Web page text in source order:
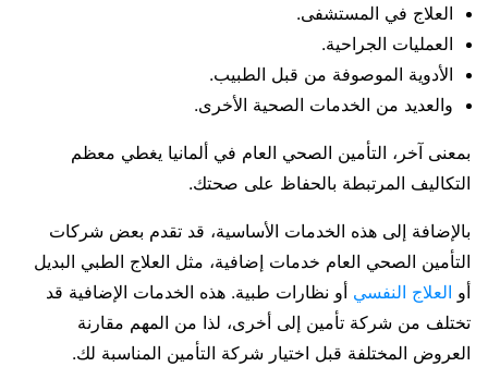
العلاج في المستشفى.
العمليات الجراحية.
الأدوية الموصوفة من قبل الطبيب.
والعديد من الخدمات الصحية الأخرى.
بمعنى آخر، التأمين الصحي العام في ألمانيا يغطي معظم
التكاليف المرتبطة بالحفاظ على صحتك.
بالإضافة إلى هذه الخدمات الأساسية، قد تقدم بعض شركات
التأمين الصحي العام خدمات إضافية، مثل العلاج الطبي البديل
أو العلاج النفسي أو نظارات طبية. هذه الخدمات الإضافية قد
تختلف من شركة تأمين إلى أخرى، لذا من المهم مقارنة
العروض المختلفة قبل اختيار شركة التأمين المناسبة لك.